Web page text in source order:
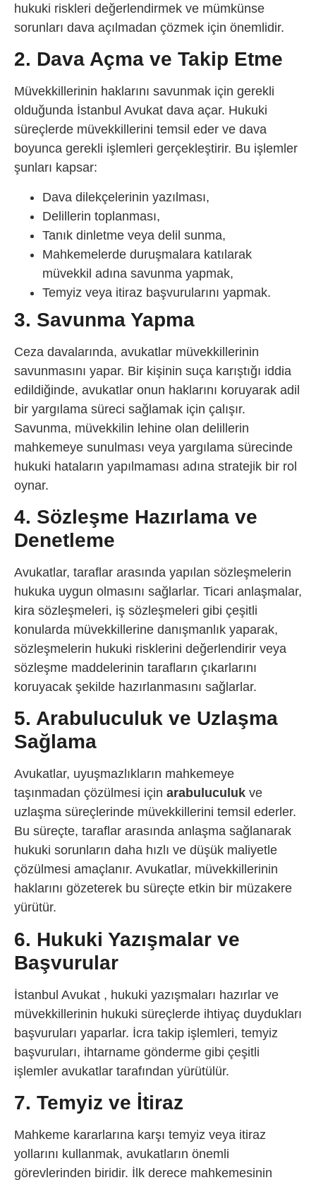
hukuki riskleri değerlendirmek ve mümkünse
sorunları dava açılmadan çözmek için önemlidir.
2. Dava Açma ve Takip Etme
Müvekkillerinin haklarını savunmak için gerekli
olduğunda İstanbul Avukat dava açar. Hukuki
süreçlerde müvekkillerini temsil eder ve dava
boyunca gerekli işlemleri gerçekleştirir. Bu işlemler
şunları kapsar:
Dava dilekçelerinin yazılması,
Delillerin toplanması,
Tanık dinletme veya delil sunma,
Mahkemelerde duruşmalara katılarak
müvekkil adına savunma yapmak,
Temyiz veya itiraz başvurularını yapmak.
3. Savunma Yapma
Ceza davalarında, avukatlar müvekkillerinin
savunmasını yapar. Bir kişinin suça karıştığı iddia
edildiğinde, avukatlar onun haklarını koruyarak adil
bir yargılama süreci sağlamak için çalışır.
Savunma, müvekkilin lehine olan delillerin
mahkemeye sunulması veya yargılama sürecinde
hukuki hataların yapılmaması adına stratejik bir rol
oynar.
4. Sözleşme Hazırlama ve
Denetleme
Avukatlar, taraflar arasında yapılan sözleşmelerin
hukuka uygun olmasını sağlarlar. Ticari anlaşmalar,
kira sözleşmeleri, iş sözleşmeleri gibi çeşitli
konularda müvekkillerine danışmanlık yaparak,
sözleşmelerin hukuki risklerini değerlendirir veya
sözleşme maddelerinin tarafların çıkarlarını
koruyacak şekilde hazırlanmasını sağlarlar.
5. Arabuluculuk ve Uzlaşma
Sağlama
Avukatlar, uyuşmazlıkların mahkemeye
taşınmadan çözülmesi için arabuluculuk ve
uzlaşma süreçlerinde müvekkillerini temsil ederler.
Bu süreçte, taraflar arasında anlaşma sağlanarak
hukuki sorunların daha hızlı ve düşük maliyetle
çözülmesi amaçlanır. Avukatlar, müvekkillerinin
haklarını gözeterek bu süreçte etkin bir müzakere
yürütür.
6. Hukuki Yazışmalar ve
Başvurular
İstanbul Avukat , hukuki yazışmaları hazırlar ve
müvekkillerinin hukuki süreçlerde ihtiyaç duydukları
başvuruları yaparlar. İcra takip işlemleri, temyiz
başvuruları, ihtarname gönderme gibi çeşitli
işlemler avukatlar tarafından yürütülür.
7. Temyiz ve İtiraz
Mahkeme kararlarına karşı temyiz veya itiraz
yollarını kullanmak, avukatların önemli
görevlerinden biridir. İlk derece mahkemesinin